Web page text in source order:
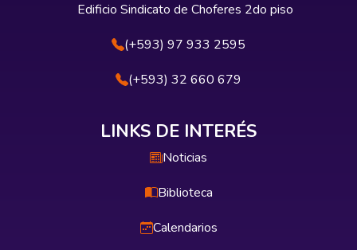
Edificio Sindicato de Choferes 2do piso
(+593) 97 933 2595
(+593) 32 660 679
LINKS DE INTERÉS
Noticias
Biblioteca
Calendarios